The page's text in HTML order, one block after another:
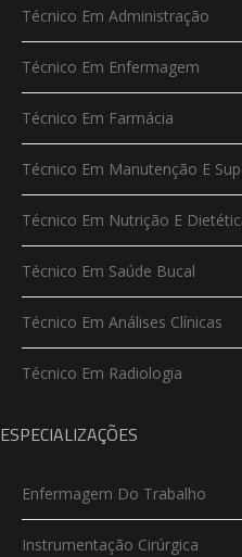
Técnico Em Administração
Técnico Em Enfermagem
Técnico Em Farmácia
Técnico Em Manutenção E
Técnico Em Nutrição E
Técnico Em Saúde Bucal
Técnico Em Análises Clínicas
Técnico Em Radiologia
ESPECIALIZAÇÕES
Enfermagem Do Trabalho
Instrumentação Cirúrgica